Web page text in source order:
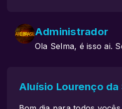
Administrador
Ola Selma, é isso ai.